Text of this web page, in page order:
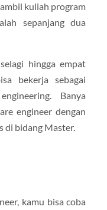
kuliah program
sepanjang dua
hingga empat
bekerja sebagai
Banya
engineer dengan
di bidang Master.
kamu bisa coba